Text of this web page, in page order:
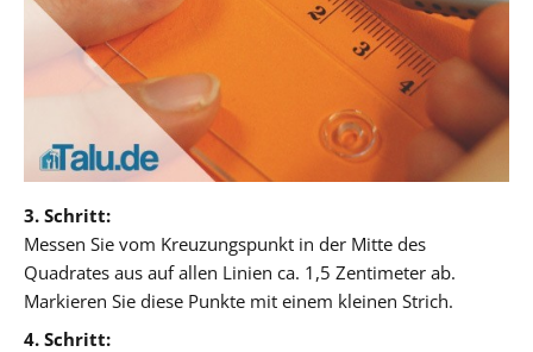
3. Schritt:
Messen Sie vom Kreuzungspunkt in der Mitte des
Quadrates aus auf allen Linien ca. 1,5 Zentimeter ab.
Markieren Sie diese Punkte mit einem kleinen Strich.
4. Schritt: